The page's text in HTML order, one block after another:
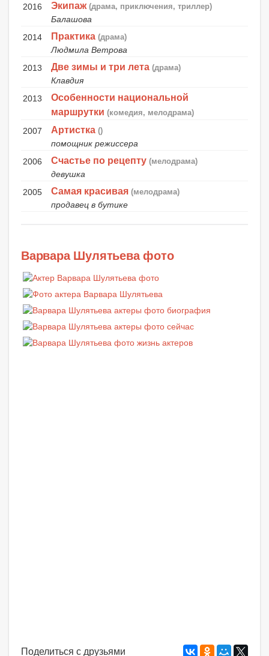
2016 Экипаж (драма, приключения, триллер)
Балашова
2014
Практика (драма)
Людмила Ветрова
2013
Две зимы и три лета (драма)
Клавдия
2013
Особенности национальной
маршрутки (комедия, мелодрама)
2007 Артистка ()
помощник режиссера
2006
Счастье по рецепту (мелодрама)
девушка
2005
Самая красивая (мелодрама)
продавец в бутике
Варвара Шулятьева фото
Поделиться с друзьями